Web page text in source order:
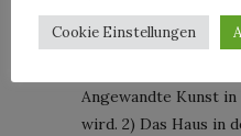
[…] Ab November
Less – Jil Sander –
Angewandte Kunst
wird. 2) Das Haus in
Cookie Einstellungen